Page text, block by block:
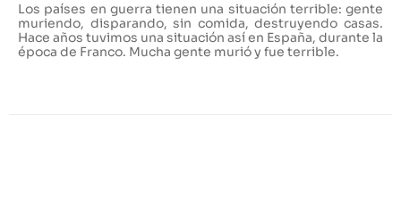
Los países en guerra tienen una situación terrible: gente
muriendo, disparando, sin comida, destruyendo casas.
Hace años tuvimos una situación así en España, durante la
época de Franco. Mucha gente murió y fue terrible.